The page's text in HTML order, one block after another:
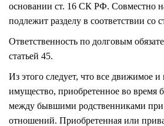
основании ст. 16 СК РФ. Совместно
подлежит разделу в соответствии со
Ответственность по долговым
статьей 45.
Из этого следует, что все движимое
имущество, приобретенное во время
между бывшими родственниками
отношений. Приобретенная или